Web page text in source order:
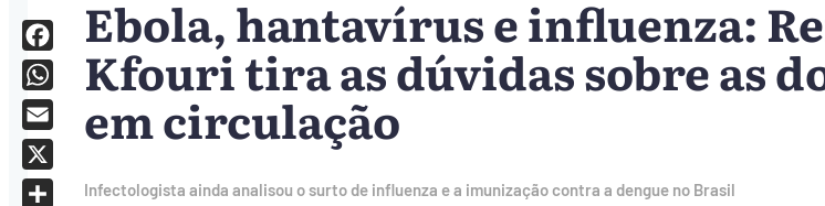
Ebola, hantavírus e influenza:
Kfouri tira as dúvidas sobre as
em circulação
Infectologista ainda analisou o surto de influenza e a imunização contra a dengue no Brasil
Facebook
WhatsApp
Email
X